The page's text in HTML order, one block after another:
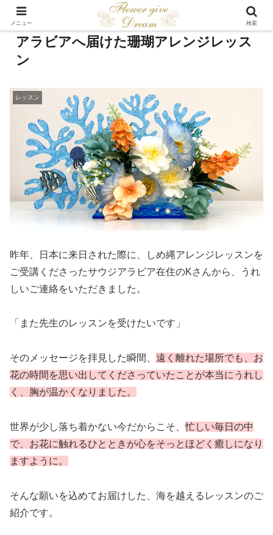
海を越えて咲いた癒しの時間。サウジ
アラビアへ届けた珊瑚アレンジレッス
ン
レッスン
昨年、日本に来日された際に、しめ縄アレンジレッスンを
ご受講くださったサウジアラビア在住のKさんから、うれ
しいご連絡をいただきました。
「また先生のレッスンを受けたいです」
そのメッセージを拝見した瞬間、 遠く離れた場所でも、お
花の時間を思い出してくださっていたことが本当にうれし
く、胸が温かくなりました。
世界が少し落ち着かない今だからこそ、忙しい毎日の中
で、お花に触れるひとときが心をそっとほどく癒しになり
ますように。
そんな願いを込めてお届けした、海を越えるレッスンのご
紹介です。
メニュー 検索